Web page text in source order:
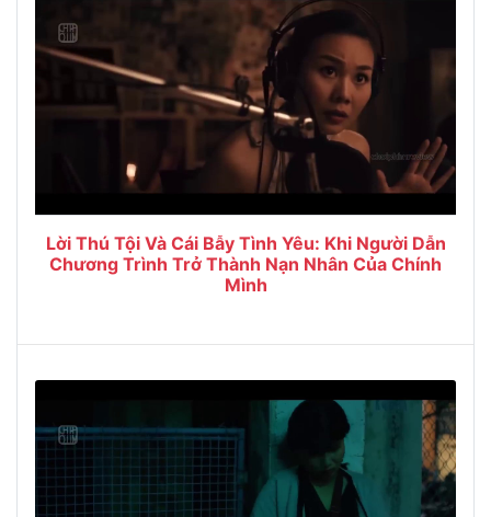
Lời Thú Tội Và Cái Bẫy Tình Yêu: Khi Người Dẫn
Chương Trình Trở Thành Nạn Nhân Của Chính
Mình